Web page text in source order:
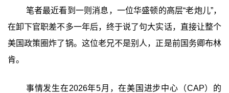
笔者最近看到一则消息，一位华盛顿的高层“老炮儿”，
在卸下官职差不多一年后，终于说了句大实话，直接让整个
美国政策圈炸了锅。这位老兄不是别人，正是前国务卿布林
肯。
事情发生在2026年5月，在美国进步中心（CAP）的